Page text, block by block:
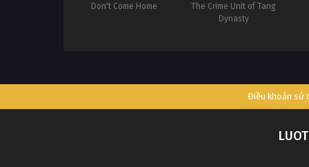
Don't Come Home
The Crime Unit of Tang
Dynasty
Điều khoản sử